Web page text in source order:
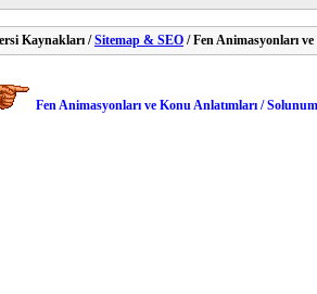
Kaynakları /Sitemap & SEO / Fen Animasyonları
Fen Animasyonları ve Konu Anlatımları /